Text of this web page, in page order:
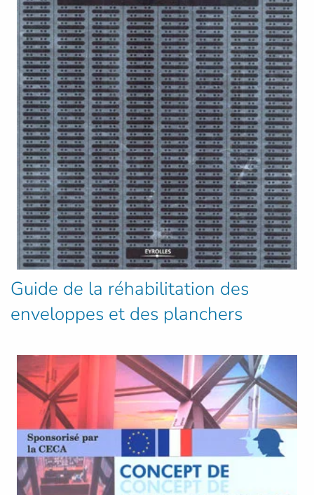
Guide de la réhabilitation des
enveloppes et des planchers